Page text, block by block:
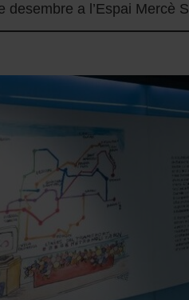
desembre a l’Espai Mercè